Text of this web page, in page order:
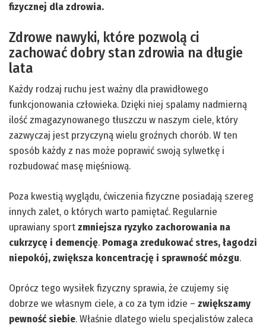
fizycznej dla zdrowia.
Zdrowe nawyki, które pozwolą ci
zachować dobry stan zdrowia na długie
lata
Każdy rodzaj ruchu jest ważny dla prawidłowego
funkcjonowania człowieka. Dzięki niej spalamy nadmierną
ilość zmagazynowanego tłuszczu w naszym ciele, który
zazwyczaj jest przyczyną wielu groźnych chorób. W ten
sposób każdy z nas może poprawić swoją sylwetkę i
rozbudować masę mięśniową.
Poza kwestią wyglądu, ćwiczenia fizyczne posiadają szereg
innych zalet, o których warto pamiętać. Regularnie
uprawiany sportzmniejsza ryzyko zachorowania na
cukrzycę i demencję. Pomaga zredukować stres, łagodzi
niepokój, zwiększa koncentrację i sprawność mózgu.
Oprócz tego wysiłek fizyczny sprawia, że czujemy się
dobrze we własnym ciele, a co za tym idzie – zwiększamy
pewność siebie. Właśnie dlatego wielu specjalistów zaleca